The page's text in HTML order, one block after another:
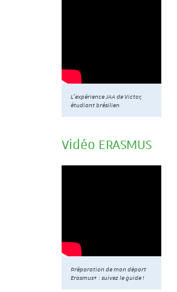
L'expérience JAA de Victor,
étudiant brésilien
Vidéo ERASMUS
Préparation de mon départ
Erasmus+ : suivez le guide !